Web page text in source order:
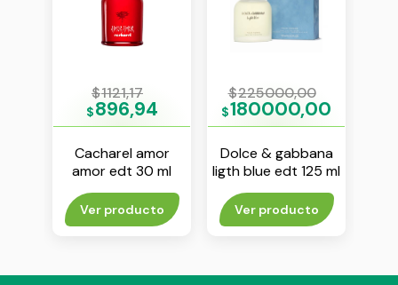
$1121,17
$896,94
Cacharel amor
amor edt 30 ml
Ver producto
$225000,00
$180000,00
Dolce & gabbana
ligth blue edt 125 ml
Ver producto